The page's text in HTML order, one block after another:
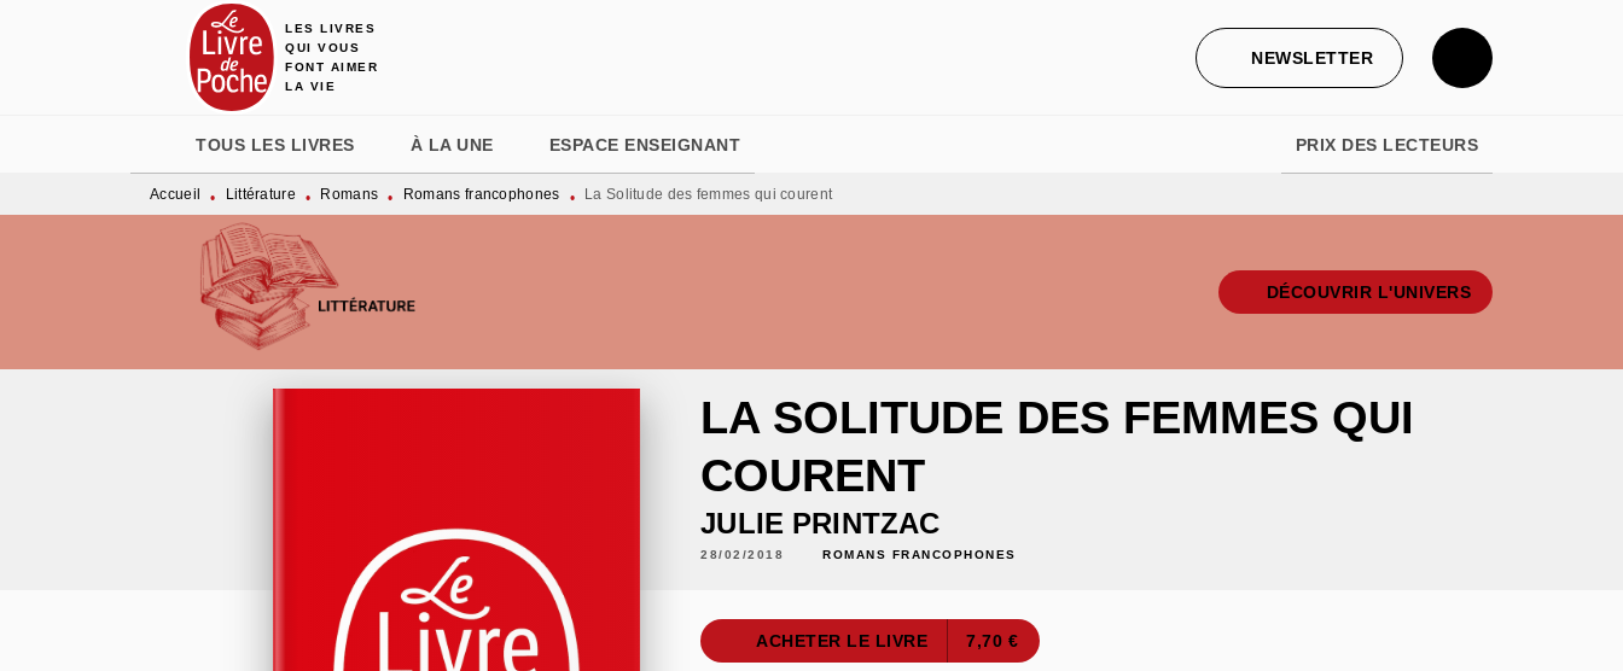
MENU RECHERCHE
LES LIVRES
QUI VOUS
FONT AIMER
LA VIE
NEWSLETTER
TOUS LES LIVRES À LA UNE ESPACE ENSEIGNANT PRIX DES LECTEURS
Accueil • Littérature • Romans • Romans francophones • La Solitude des femmes qui courent
DÉCOUVRIR L'UNIVERS
LA SOLITUDE DES FEMMES QUI
COURENT
JULIE PRINTZAC
28/02/2018 ROMANS FRANCOPHONES
ACHETER LE LIVRE 7,70 €